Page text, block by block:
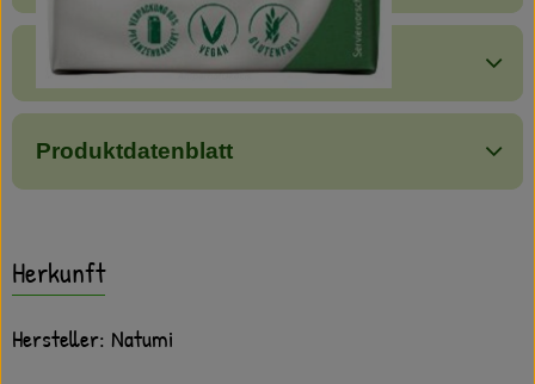
Zutaten
Produktdatenblatt
Herkunft
Hersteller: Natumi